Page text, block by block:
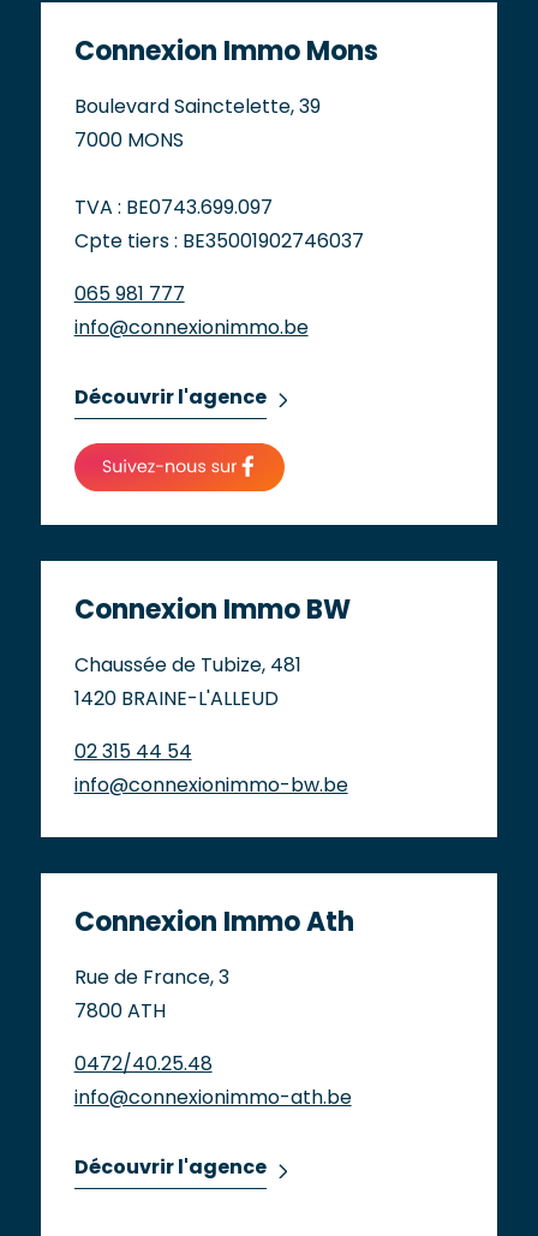
Connexion Immo Mons
Boulevard Sainctelette, 39
7000 MONS
TVA : BE0743.699.097
Cpte tiers : BE35001902746037
065 981 777
info@connexionimmo.be
Découvrir l'agence
Connexion Immo BW
Chaussée de Tubize, 481
1420 BRAINE-L'ALLEUD
02 315 44 54
info@connexionimmo-bw.be
Connexion Immo Ath
Rue de France, 3
7800 ATH
0472/40.25.48
info@connexionimmo-ath.be
Découvrir l'agence